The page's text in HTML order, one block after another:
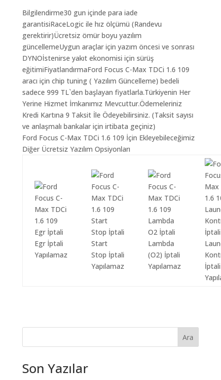
Bilgilendirme30 gun içinde para iade
garantisiRaceLogic ile hız ölçümü (Randevu
gerektirir)Ücretsiz ömür boyu yazılım
güncellemeUygun araçlar için yazım öncesi ve sonrası
DYNOİstenirse yakıt ekonomisi için sürüş
eğitimiFiyatlandırmaFord Focus C-Max TDCi 1.6 109
aracı için chip tuning ( Yazılım Güncelleme) bedeli
sadece 999 TL`den başlayan fiyatlarla.Türkiyenin Her
Yerine Hizmet İmkanımız Mevcuttur.Ödemeleriniz
Kredi Kartına 9 Taksit İle Ödeyebilirsiniz. (Taksit sayısı
ve anlaşmalı bankalar için irtibata geçiniz)
Ford Focus C-Max TDCi 1.6 109 İçin Ekleyebileceğimiz
Diğer Ücretsiz Yazılım Opsiyonları
Egr İptali
Yapılamaz
Start
Stop İptali
Yapılamaz
Lambda
(O2) İptali
Yapılamaz
İptali
Ara
Son Yazılar